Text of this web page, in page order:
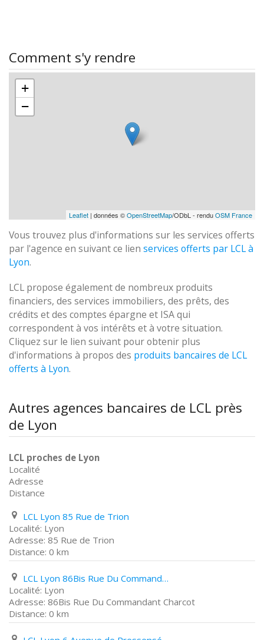
Comment s'y rendre
+
−
Leaflet | données ©OpenStreetMap/ODbL - renduOSM France
Vous trouvez plus d'informations sur les services offerts
par l'agence en suivant ce lien services offerts par LCL à
Lyon.
LCL propose également de nombreux produits
financiers, des services immobiliers, des prêts, des
crédits et des comptes épargne et ISA qui
correspondent à vos intérêts et à votre situation.
Cliquez sur le lien suivant pour obtenir plus
d'informations à propos des produits bancaires de LCL
offerts à Lyon.
Autres agences bancaires de LCL près
de Lyon
LCL proches de Lyon
Localité
Adresse
Distance
LCL Lyon 85 Rue de Trion
Lyon
85 Rue de Trion
0 km
LCL Lyon 86Bis Rue Du Commandant Charcot
Lyon
86Bis Rue Du Commandant Charcot
0 km